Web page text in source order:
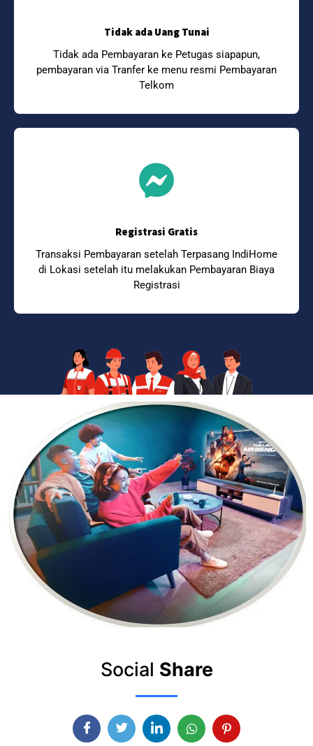
Tidak ada Uang Tunai
Tidak ada Pembayaran ke Petugas siapapun,
pembayaran via Tranfer ke menu resmi Pembayaran
Telkom
Registrasi Gratis
Transaksi Pembayaran setelah Terpasang IndiHome
di Lokasi setelah itu melakukan Pembayaran Biaya
Registrasi
Social Share